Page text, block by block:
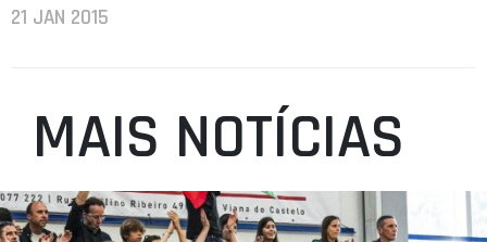
21 JAN 2015
MAIS NOTÍCIAS